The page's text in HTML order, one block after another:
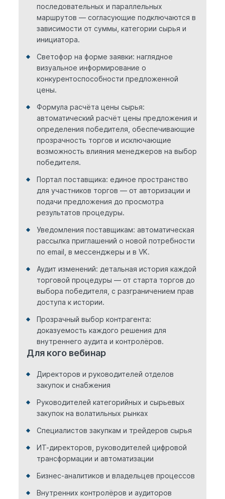
последовательных и параллельных
маршрутов — согласующие подключаются в
зависимости от суммы, категории сырья и
инициатора.
Светофор на форме заявки: наглядное
визуальное информирование о
конкурентоспособности предложенной
цены.
Формула расчёта цены сырья:
автоматический расчёт цены предложения и
определения победителя, обеспечивающие
прозрачность торгов и исключающие
возможность влияния менеджеров на выбор
победителя.
Портал поставщика: единое пространство
для участников торгов — от авторизации и
подачи предложения до просмотра
результатов процедуры.
Уведомления поставщикам: автоматическая
рассылка приглашений о новой потребности
по email, в мессенджеры и в VK.
Аудит изменений: детальная история каждой
торговой процедуры — от старта торгов до
выбора победителя, с разграничением прав
доступа к истории.
Прозрачный выбор контрагента:
доказуемость каждого решения для
внутреннего аудита и контролёров.
Для кого вебинар
Директоров и руководителей отделов
закупок и снабжения
Руководителей категорийных и сырьевых
закупок на волатильных рынках
Специалистов закупкам и трейдеров сырья
ИТ-директоров, руководителей цифровой
трансформации и автоматизации
Бизнес-аналитиков и владельцев процессов
Внутренних контролёров и аудиторов